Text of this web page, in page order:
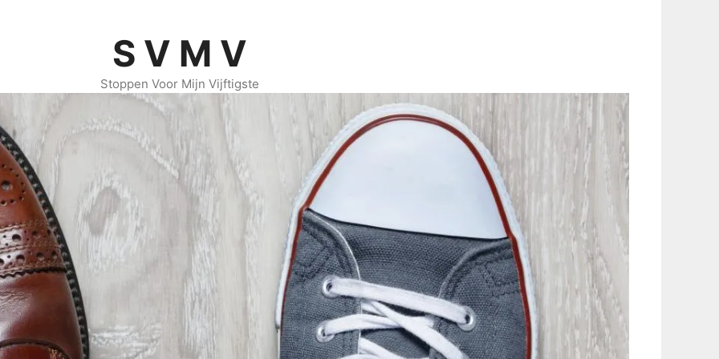
S V M V
Stoppen Voor Mijn Vijftigste